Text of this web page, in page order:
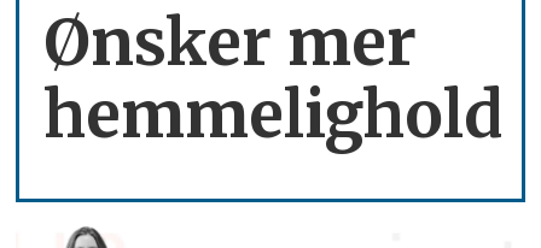
Ønsker mer
hemmelighold